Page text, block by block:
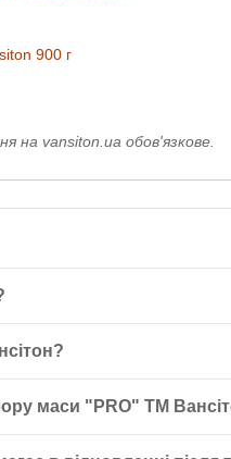
900 г
на vansiton.ua обов'язкове.
вас до, під час та після
забезпечує повноцінну
маси "PRO" ТМ